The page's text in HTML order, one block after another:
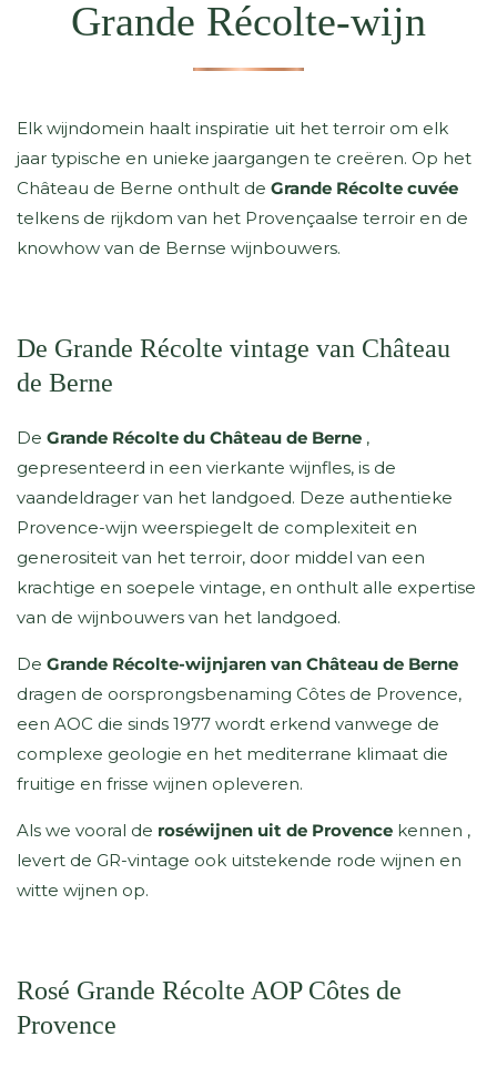
Grande Récolte-wijn
Elk wijndomein haalt inspiratie uit het terroir om elk
jaar typische en unieke jaargangen te creëren. Op het
Château de Berne onthult de Grande Récolte cuvée
telkens de rijkdom van het Provençaalse terroir en de
knowhow van de Bernse wijnbouwers.
De Grande Récolte vintage van Château
de Berne
De Grande Récolte du Château de Berne ,
gepresenteerd in een vierkante wijnfles, is de
vaandeldrager van het landgoed. Deze authentieke
Provence-wijn weerspiegelt de complexiteit en
generositeit van het terroir, door middel van een
krachtige en soepele vintage, en onthult alle expertise
van de wijnbouwers van het landgoed.
De Grande Récolte-wijnjaren van Château de Berne
dragen de oorsprongsbenaming Côtes de Provence,
een AOC die sinds 1977 wordt erkend vanwege de
complexe geologie en het mediterrane klimaat die
fruitige en frisse wijnen opleveren.
Als we vooral de roséwijnen uit de Provence kennen ,
levert de GR-vintage ook uitstekende rode wijnen en
witte wijnen op.
Rosé Grande Récolte AOP Côtes de
Provence